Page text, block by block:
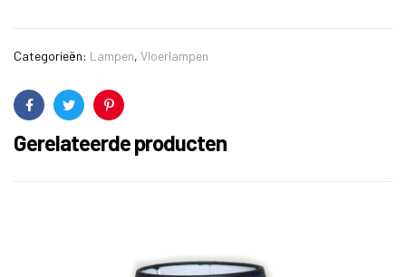
Categorieën: Lampen, Vloerlampen
FacebookTwitterPinterest
Gerelateerde producten